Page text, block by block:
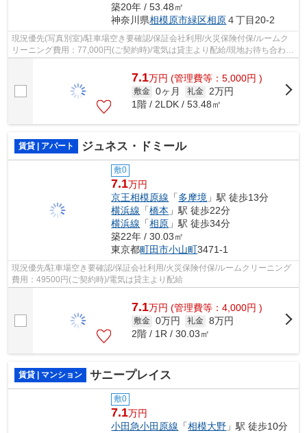
築20年 / 53.48㎡
神奈川県相模原市緑区相原４丁目20-2
現況優先(写真別室)/駐車場空き要確認/保証会社利用/火災保険付保/ルームク
リーニング費用：77,000円(ご契約時)/電気は貸主より配給/現地お待ち合わせ
歓迎
7.1万円 (管理費等：5,000円 )
敷金 0ヶ月 礼金 2万円
1階 / 2LDK / 53.48㎡
賃貸 | アパート ジュネス・ドミール
敷0
7.1万円
京王相模原線 「多摩境 」駅 徒歩13分
横浜線 「橋本 」駅 徒歩22分
横浜線 「相原 」駅 徒歩34分
築22年 / 30.03㎡
東京都町田市小山町3471-1
現況優先/駐車場空き要確認/保証会社利用/火災保険付保/ルームクリーニング
費用：49500円(ご契約時)/電気は貸主より配給
7.1万円 (管理費等：4,000円 )
敷金 0万円 礼金 8万円
2階 / 1R / 30.03㎡
賃貸 | マンション サニープレイス
敷0
7.1万円
小田急小田原線 「相模大野 」駅 徒歩10分